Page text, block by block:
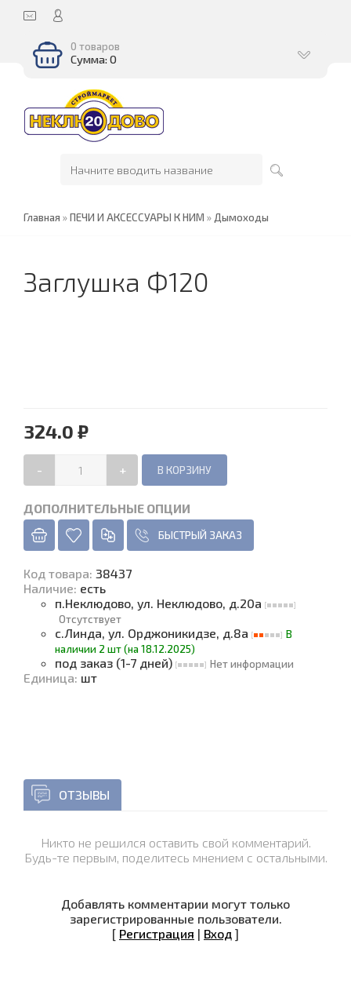
0 товаров
Сумма: 0
Главная »ПЕЧИ И АКСЕССУАРЫ К НИМ » Дымоходы
Заглушка Ф120
324.0 ₽
- +
ДОПОЛНИТЕЛЬНЫЕ ОПЦИИ
БЫСТРЫЙ ЗАКАЗ
Код товара: 38437
Наличие: есть
п.Неклюдово, ул. Неклюдово, д.20а
Отсутствует
с.Линда, ул. Орджоникидзе, д.8а
В
наличии 2 шт (на 18.12.2025)
под заказ (1-7 дней) Нет информации
Единица: шт
ОТЗЫВЫ
Никто не решился оставить свой комментарий.
Будь-те первым, поделитесь мнением с остальными.
Добавлять комментарии могут только
зарегистрированные пользователи.
[ Регистрация | Вход ]